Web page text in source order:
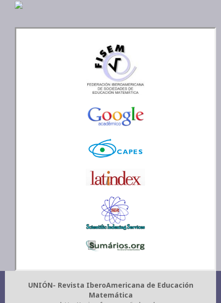
UNIÓN- Revista IberoAmericana de Educación
Matemática